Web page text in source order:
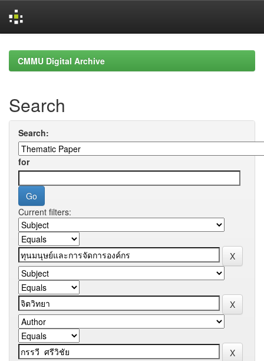
navigationCMMU Digital Archive
Search
Search:
for
Current filters: